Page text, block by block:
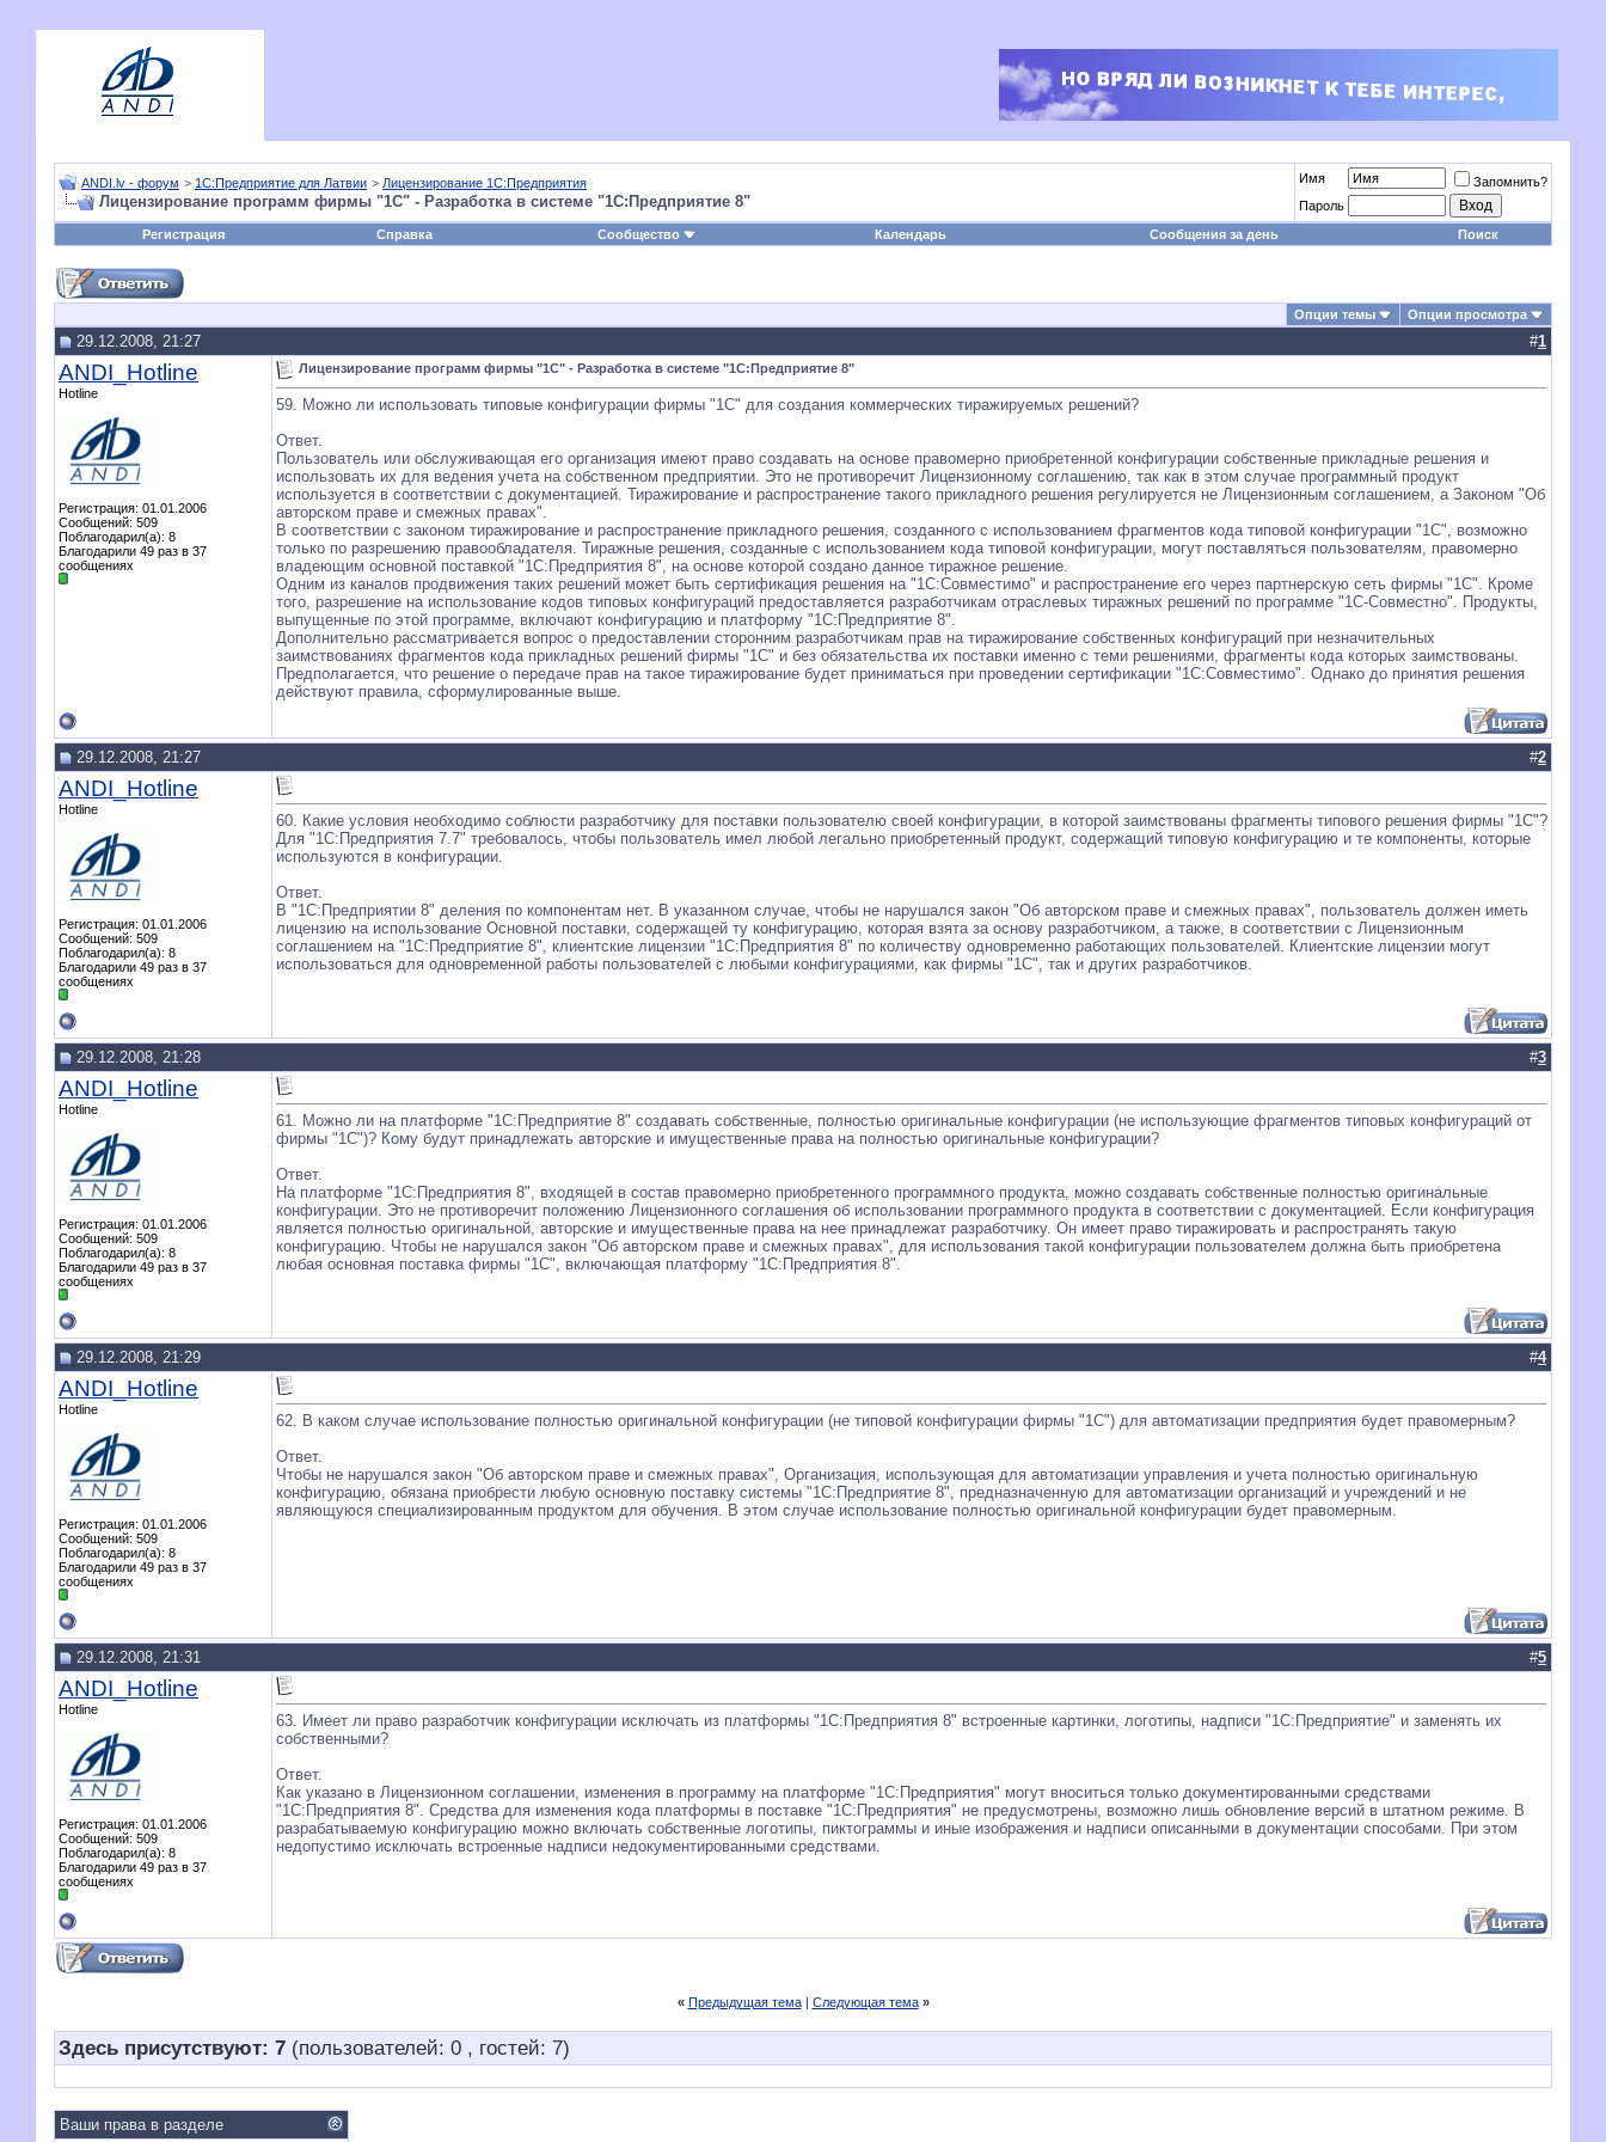
ANDI.lv - форум > 1С:Предприятие для Латвии > Лицензирование 1С:Предприятия
Лицензирование программ фирмы "1С" - Разработка в системе "1С:Предприятие 8"
Имя
Запомнить?
Пароль
Регистрация
Справка Сообщество Календарь Сообщения за день Поиск
Опции темы Опции просмотра
29.12.2008, 21:27 #1
ANDI_Hotline
Hotline
Регистрация: 01.01.2006
Сообщений: 509
Поблагодарил(а): 8
Благодарили 49 раз в 37
сообщениях
Лицензирование программ фирмы "1С" - Разработка в системе "1С:Предприятие 8"
59. Можно ли использовать типовые конфигурации фирмы "1С" для создания коммерческих тиражируемых решений?
Ответ.
Пользователь или обслуживающая его организация имеют право создавать на основе правомерно приобретенной конфигурации собственные прикладные решения и
использовать их для ведения учета на собственном предприятии. Это не противоречит Лицензионному соглашению, так как в этом случае программный продукт
используется в соответствии с документацией. Тиражирование и распространение такого прикладного решения регулируется не Лицензионным соглашением, а Законом "Об
авторском праве и смежных правах".
В соответствии с законом тиражирование и распространение прикладного решения, созданного с использованием фрагментов кода типовой конфигурации "1С", возможно
только по разрешению правообладателя. Тиражные решения, созданные с использованием кода типовой конфигурации, могут поставляться пользователям, правомерно
владеющим основной поставкой "1С:Предприятия 8", на основе которой создано данное тиражное решение.
Одним из каналов продвижения таких решений может быть сертификация решения на "1С:Совместимо" и распространение его через партнерскую сеть фирмы "1С". Кроме
того, разрешение на использование кодов типовых конфигураций предоставляется разработчикам отраслевых тиражных решений по программе "1С-Совместно". Продукты,
выпущенные по этой программе, включают конфигурацию и платформу "1С:Предприятие 8".
Дополнительно рассматривается вопрос о предоставлении сторонним разработчикам прав на тиражирование собственных конфигураций при незначительных
заимствованиях фрагментов кода прикладных решений фирмы "1С" и без обязательства их поставки именно с теми решениями, фрагменты кода которых заимствованы.
Предполагается, что решение о передаче прав на такое тиражирование будет приниматься при проведении сертификации "1С:Совместимо". Однако до принятия решения
действуют правила, сформулированные выше.
29.12.2008, 21:27 #2
ANDI_Hotline
Hotline
Регистрация: 01.01.2006
Сообщений: 509
Поблагодарил(а): 8
Благодарили 49 раз в 37
сообщениях
60. Какие условия необходимо соблюсти разработчику для поставки пользователю своей конфигурации, в которой заимствованы фрагменты типового решения фирмы "1С"?
Для "1С:Предприятия 7.7" требовалось, чтобы пользователь имел любой легально приобретенный продукт, содержащий типовую конфигурацию и те компоненты, которые
используются в конфигурации.
Ответ.
В "1С:Предприятии 8" деления по компонентам нет. В указанном случае, чтобы не нарушался закон "Об авторском праве и смежных правах", пользователь должен иметь
лицензию на использование Основной поставки, содержащей ту конфигурацию, которая взята за основу разработчиком, а также, в соответствии с Лицензионным
соглашением на "1С:Предприятие 8", клиентские лицензии "1С:Предприятия 8" по количеству одновременно работающих пользователей. Клиентские лицензии могут
использоваться для одновременной работы пользователей с любыми конфигурациями, как фирмы "1С", так и других разработчиков.
29.12.2008, 21:28 #3
ANDI_Hotline
Hotline
Регистрация: 01.01.2006
Сообщений: 509
Поблагодарил(а): 8
Благодарили 49 раз в 37
сообщениях
61. Можно ли на платформе "1С:Предприятие 8" создавать собственные, полностью оригинальные конфигурации (не использующие фрагментов типовых конфигураций от
фирмы "1С")? Кому будут принадлежать авторские и имущественные права на полностью оригинальные конфигурации?
Ответ.
На платформе "1С:Предприятия 8", входящей в состав правомерно приобретенного программного продукта, можно создавать собственные полностью оригинальные
конфигурации. Это не противоречит положению Лицензионного соглашения об использовании программного продукта в соответствии с документацией. Если конфигурация
является полностью оригинальной, авторские и имущественные права на нее принадлежат разработчику. Он имеет право тиражировать и распространять такую
конфигурацию. Чтобы не нарушался закон "Об авторском праве и смежных правах", для использования такой конфигурации пользователем должна быть приобретена
любая основная поставка фирмы "1С", включающая платформу "1С:Предприятия 8".
29.12.2008, 21:29 #4
ANDI_Hotline
Hotline
Регистрация: 01.01.2006
Сообщений: 509
Поблагодарил(а): 8
Благодарили 49 раз в 37
сообщениях
62. В каком случае использование полностью оригинальной конфигурации (не типовой конфигурации фирмы "1С") для автоматизации предприятия будет правомерным?
Ответ.
Чтобы не нарушался закон "Об авторском праве и смежных правах", Организация, использующая для автоматизации управления и учета полностью оригинальную
конфигурацию, обязана приобрести любую основную поставку системы "1С:Предприятие 8", предназначенную для автоматизации организаций и учреждений и не
являющуюся специализированным продуктом для обучения. В этом случае использование полностью оригинальной конфигурации будет правомерным.
29.12.2008, 21:31 #5
ANDI_Hotline
Hotline
Регистрация: 01.01.2006
Сообщений: 509
Поблагодарил(а): 8
Благодарили 49 раз в 37
сообщениях
63. Имеет ли право разработчик конфигурации исключать из платформы "1С:Предприятия 8" встроенные картинки, логотипы, надписи "1С:Предприятие" и заменять их
собственными?
Ответ.
Как указано в Лицензионном соглашении, изменения в программу на платформе "1С:Предприятия" могут вноситься только документированными средствами
"1С:Предприятия 8". Средства для изменения кода платформы в поставке "1С:Предприятия" не предусмотрены, возможно лишь обновление версий в штатном режиме. В
разрабатываемую конфигурацию можно включать собственные логотипы, пиктограммы и иные изображения и надписи описанными в документации способами. При этом
недопустимо исключать встроенные надписи недокументированными средствами.
« Предыдущая тема| Следующая тема »
Здесь присутствуют: 7 (пользователей: 0 , гостей: 7)
Ваши права в разделе